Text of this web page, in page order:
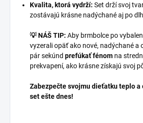
Kvalita, ktorá vydrží: Set drží svoj
zostávajú krásne nadýchané aj po
💡 NÁŠ TIP: Aby brmbolce po
vyzerali opäť ako nové, nadýchané a
pár sekúnd prefúkať fénom na
prekvapení, ako krásne získajú svoj
Zabezpečte svojmu dieťatku teplo
set ešte dnes!